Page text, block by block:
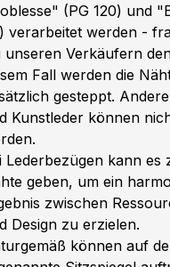
(PG 120) und
verarbeitet werden -
unseren Verkäufern
Fall werden die
gesteppt.
Kunstleder können
Lederbezügen kann es
geben, um ein
zwischen
Design zu erzielen.
können auf